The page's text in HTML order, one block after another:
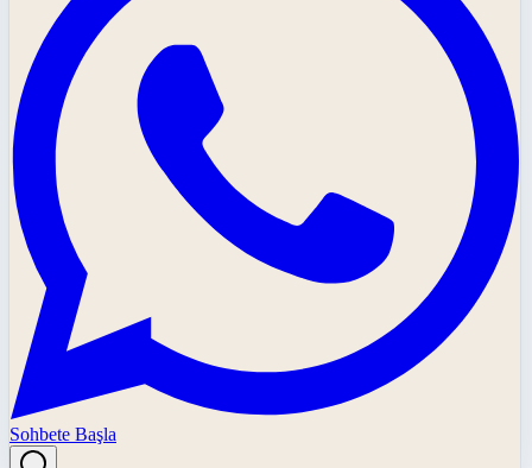
Sohbete Başla